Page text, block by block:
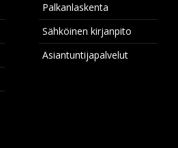
Palkanlaskenta
Sähköinen kirjanpito
Asiantuntijapalvelut